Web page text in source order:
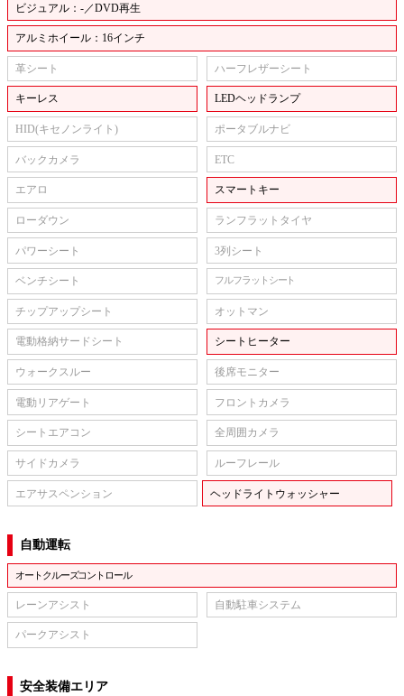
ビジュアル：-／DVD再生
アルミホイール：16インチ
革シート ハーフレザーシート
キーレス LEDヘッドランプ
HID(キセノンライト) ポータブルナビ
バックカメラ ETC
エアロ スマートキー
ローダウン ランフラットタイヤ
パワーシート 3列シート
ベンチシート フルフラットシート
チップアップシート オットマン
電動格納サードシート シートヒーター
ウォークスルー 後席モニター
電動リアゲート フロントカメラ
シートエアコン 全周囲カメラ
サイドカメラ ルーフレール
エアサスペンション ヘッドライトウォッシャー
自動運転
オートクルーズコントロール
レーンアシスト 自動駐車システム
パークアシスト
安全装備エリア